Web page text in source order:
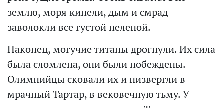
землю, моря кипели, дым и смрад
заволокли все густой пеленой.
Наконец, могучие титаны дрогнули. Их сила
была сломлена, они были побеждены.
Олимпийцы сковали их и низвергли в
мрачный Тартар, в вековечную тьму. У